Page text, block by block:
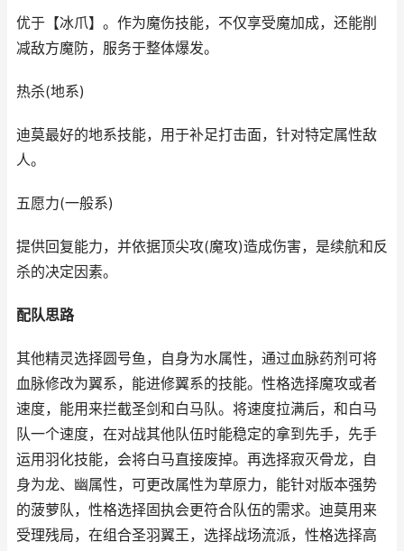
优于【冰爪】。作为魔伤技能，不仅享受魔加成，还能削
减敌方魔防，服务于整体爆发。
热杀(地系)
迪莫最好的地系技能，用于补足打击面，针对特定属性敌
人。
五愿力(一般系)
提供回复能力，并依据顶尖攻(魔攻)造成伤害，是续航和反
杀的决定因素。
配队思路
其他精灵选择圆号鱼，自身为水属性，通过血脉药剂可将
血脉修改为翼系，能进修翼系的技能。性格选择魔攻或者
速度，能用来拦截圣剑和白马队。将速度拉满后，和白马
队一个速度，在对战其他队伍时能稳定的拿到先手，先手
运用羽化技能，会将白马直接废掉。再选择寂灭骨龙，自
身为龙、幽属性，可更改属性为草原力，能针对版本强势
的菠萝队，性格选择固执会更符合队伍的需求。迪莫用来
受理残局，在组合圣羽翼王，选择战场流派，性格选择高